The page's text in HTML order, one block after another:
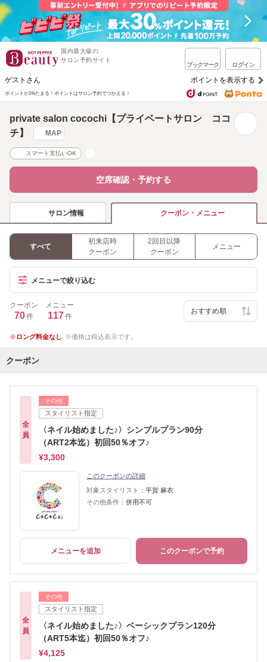
国内最大級の
サロン予約サイト
ブックマーク ログイン
ゲストさん ポイントを表示する
ポイントが1%たまる！ ポイントはサロン予約でつかえる！
private salon cocochi【プライベートサロン ココ
チ】
MAP
スマート支払いOK
空席確認・予約する
サロン情報 クーポン・メニュー
すべて
初来店時
クーポン
2回目以降
クーポン
メニュー
メニューで絞り込む
クーポン
70件
メニュー
117件
ロング料金なし 価格は税込表示です。
クーポン
全
員
その他
スタイリスト指定
〈ネイル始めました♪〉シンプルプラン90分
（ART2本迄）初回50％オフ♪
¥3,300
このクーポンの詳細
対象スタイリスト： 平賀 麻衣
その他条件： 併用不可
メニューを追加 このクーポンで予約
全
員
その他
スタイリスト指定
〈ネイル始めました♪〉ベーシックプラン120分
（ART5本迄）初回50％オフ♪
¥4,125